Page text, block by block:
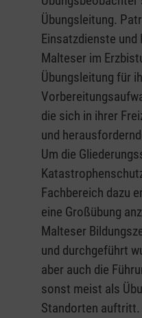
Übungsleitung.
Einsatzdienste
Malteser im
Übungsleitung für
die sich in ihrer
und
Um die
Fachbereich dazu
eine Großübung
Malteser
und durchgeführt
aber auch die
sonst meist als
Standorten auftritt.